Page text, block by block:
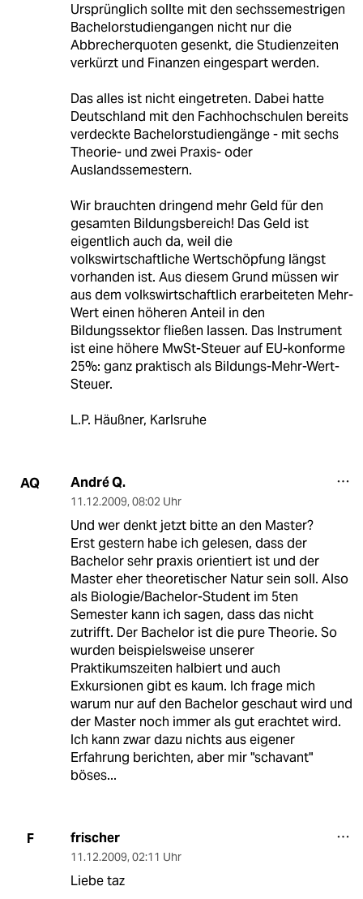
Ursprünglich sollte mit den sechssemestrigen
Bachelorstudiengangen nicht nur die
Abbrecherquoten gesenkt, die Studienzeiten
verkürzt und Finanzen eingespart werden.
Das alles ist nicht eingetreten. Dabei hatte
Deutschland mit den Fachhochschulen bereits
verdeckte Bachelorstudiengänge - mit sechs
Theorie- und zwei Praxis- oder
Auslandssemestern.
Wir brauchten dringend mehr Geld für den
gesamten Bildungsbereich! Das Geld ist
eigentlich auch da, weil die
volkswirtschaftliche Wertschöpfung längst
vorhanden ist. Aus diesem Grund müssen wir
aus dem volkswirtschaftlich erarbeiteten Mehr-
Wert einen höheren Anteil in den
Bildungssektor fließen lassen. Das Instrument
ist eine höhere MwSt-Steuer auf EU-konforme
25%: ganz praktisch als Bildungs-Mehr-Wert-
Steuer.
L.P. Häußner, Karlsruhe
AQ André Q.
11.12.2009, 08:02 Uhr
Und wer denkt jetzt bitte an den Master?
Erst gestern habe ich gelesen, dass der
Bachelor sehr praxis orientiert ist und der
Master eher theoretischer Natur sein soll. Also
als Biologie/Bachelor-Student im 5ten
Semester kann ich sagen, dass das nicht
zutrifft. Der Bachelor ist die pure Theorie. So
wurden beispielsweise unserer
Praktikumszeiten halbiert und auch
Exkursionen gibt es kaum. Ich frage mich
warum nur auf den Bachelor geschaut wird und
der Master noch immer als gut erachtet wird.
Ich kann zwar dazu nichts aus eigener
Erfahrung berichten, aber mir "schavant"
böses...
F frischer
11.12.2009, 02:11 Uhr
Liebe taz